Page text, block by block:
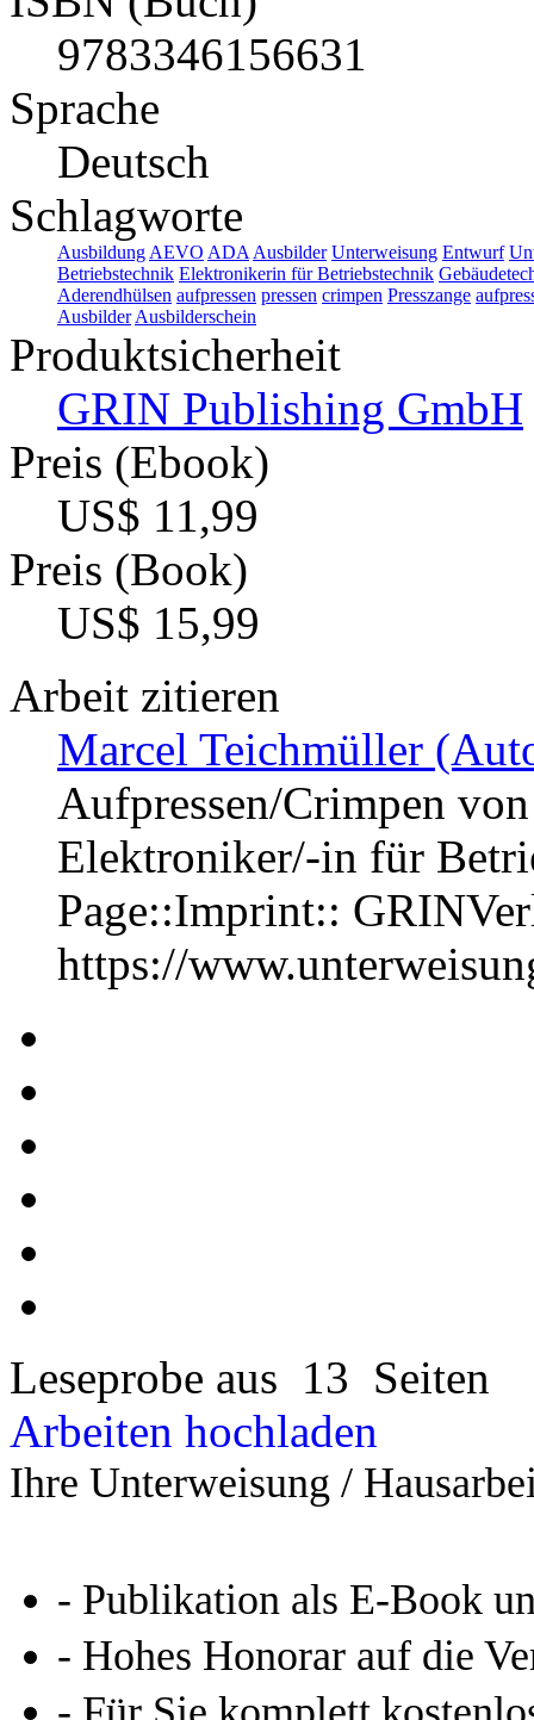
9783346156631
Sprache
Deutsch
Schlagworte
Ausbildung AEVO ADA Ausbilder Unterweisung Entwurf
Betriebstechnik Elektronikerin für Betriebstechnik
Aderendhülsen aufpressen pressen crimpen Presszange
Ausbilder Ausbilderschein
Produktsicherheit
GRIN Publishing GmbH
Preis (Ebook)
US$ 11,99
Preis (Book)
US$ 15,99
Arbeit zitieren
Marcel Teichmüller
Aufpressen/Crimpen
Elektroniker/-in für
Page::Imprint::
https://
Leseprobe aus 13 Seiten
Arbeiten hochladen
Ihre Unterweisung /
- Publikation als E-Book
- Hohes Honorar auf die